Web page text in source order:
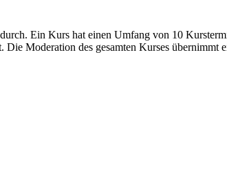
Ein Kurs hat einen Umfang von 10
Moderation des gesamten Kurses